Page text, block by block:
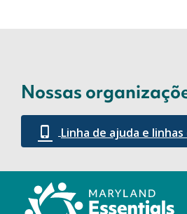
Nossas
Linha de ajuda e